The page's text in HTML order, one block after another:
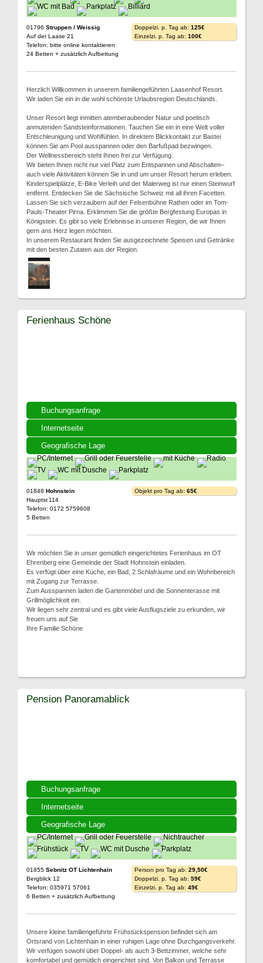
01796 Struppen / Weissig
Auf der Laase 21
Telefon: bitte online kontaktieren
24 Betten + zusätzlich Aufbettung
Doppelzi. p. Tag ab: 125€
Einzelzi. p. Tag ab: 100€
Herzlich Willkommen in unserem familiengeführten Laasenhof Resort.
Wir laden Sie ein in die wohl schönste Urlaubsregion Deutschlands.
Unser Resort liegt inmitten atemberaubender Natur und poetisch
anmutenden Sandsteinformationen. Tauchen Sie ein in eine Welt voller
Entschleunigung und Wohlfühlen. In direktem Blickkontakt zur Bastei
können Sie am Pool ausspannen oder den Barfußpad bezwingen.
Der Wellnessbereich steht Ihnen frei zur Verfügung.
Wir bieten Ihnen nicht nur viel Platz zum Entspannen und Abschalten–
auch viele Aktivitäten können Sie in und um unser Resort herum erleben.
Kinderspielplätze, E-Bike Verleih und der Malerweg ist nur einen Steinwurf
entfernt. Entdecken Sie die Sächsische Schweiz mit all ihren Facetten.
Lassen Sie sich verzaubern auf der Felsenbühne Rathen oder im Tom-
Pauls-Theater Pirna. Erklimmen Sie die größte Bergfestung Europas in
Königstein. Es gibt so viele Erlebnisse in unserer Region, die wir Ihnen
gern ans Herz legen möchten.
In unserem Restaurant finden Sie ausgezeichnete Speisen und Getränke
mit den besten Zutaten aus der Region.
Buchungsanfrage
Internetseite
Geografische Lage
Ferienhaus Schöne
01848 Hohnstein
Hauptsr.114
Telefon: 0172 5759608
5 Betten
Objekt pro Tag ab: 65€
Wir möchten Sie in unser gemütlich eingerichtetes Ferienhaus im OT
Ehrenberg eine Gemeinde der Stadt Hohnstein einladen.
Es verfügt über eine Küche, ein Bad, 2 Schlafräume und ein Wohnbereich
mit Zugang zur Terrasse.
Zum Ausspannen laden die Gartenmöbel und die Sonnenterasse mit
Grillmöglichkeit ein.
Wir liegen sehr zentral und es gibt viele Ausflugsziele zu erkunden, wir
freuen uns auf Sie
Ihre Familie Schöne
Buchungsanfrage
Internetseite
Geografische Lage
Pension Panoramablick
01855 Sebnitz OT Lichtenhain
Bergblick 12
Telefon: 035971 57061
6 Betten + zusätzlich Aufbettung
Person pro Tag ab: 29,50€
Doppelzi. p. Tag ab: 59€
Einzelzi. p. Tag ab: 49€
Unsere kleine familiengeführte Frühstückspension befindet sich am
Ortsrand von Lichtenhain in einer ruhigen Lage ohne Durchgangsverkehr.
Wir verfügen sowohl über Doppel- als auch 3-Bettzimmer, welche sehr
komfortabel und gemütlich eingerichtet sind. Von Balkon und Terrasse